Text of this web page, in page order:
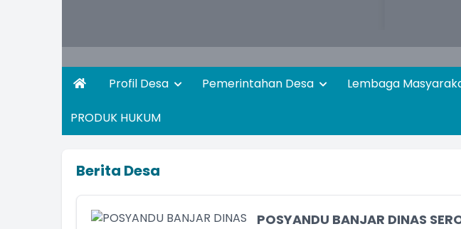
Profil Desa Pemerintahan Desa Lembaga
PRODUK HUKUM
Berita Desa
POSYANDU BANJAR DINAS